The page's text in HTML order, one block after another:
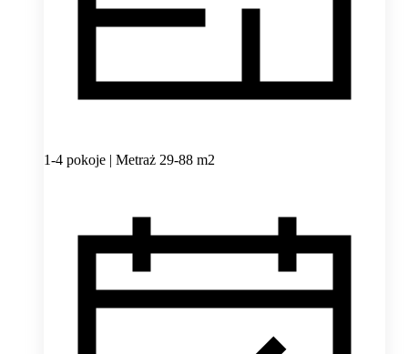
1-4 pokoje | Metraż 29-88 m2